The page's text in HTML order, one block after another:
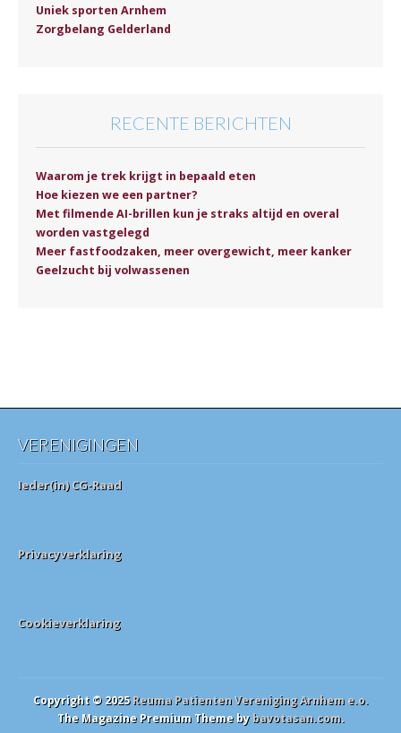
Uniek sporten Arnhem
Zorgbelang Gelderland
RECENTE BERICHTEN
Waarom je trek krijgt in bepaald eten
Hoe kiezen we een partner?
Met filmende AI-brillen kun je straks altijd en overal
worden vastgelegd
Meer fastfoodzaken, meer overgewicht, meer kanker
Geelzucht bij volwassenen
VERENIGINGEN
Ieder(in) CG-Raad
Privacyverklaring
Cookieverklaring
Copyright © 2025Reuma Patienten Vereniging Arnhem e.o.
The Magazine Premium Theme bybavotasan.com.